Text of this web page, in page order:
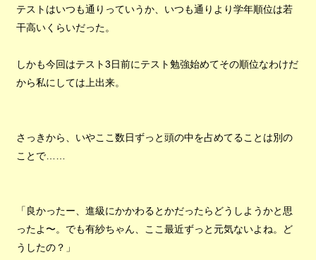
テストはいつも通りっていうか、いつも通りより学年順位は若
干高いくらいだった。
しかも今回はテスト3日前にテスト勉強始めてその順位なわけだ
から私にしては上出来。
さっきから、いやここ数日ずっと頭の中を占めてることは別の
ことで……
「良かったー、進級にかかわるとかだったらどうしようかと思
ったよ〜。でも有紗ちゃん、ここ最近ずっと元気ないよね。ど
うしたの？」